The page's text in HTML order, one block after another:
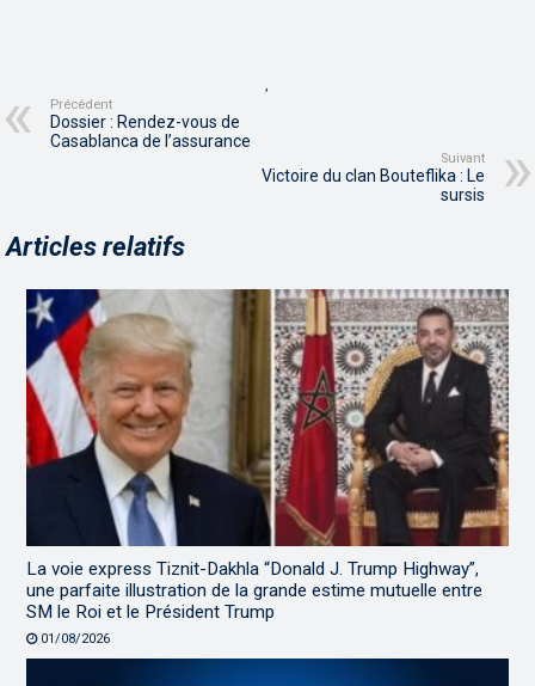
Précédent
Dossier : Rendez-vous de
Casablanca de l’assurance
Suivant
Victoire du clan Bouteflika : Le
sursis
Articles relatifs
La voie express Tiznit-Dakhla “Donald J. Trump Highway”,
une parfaite illustration de la grande estime mutuelle entre
SM le Roi et le Président Trump
01/08/2026